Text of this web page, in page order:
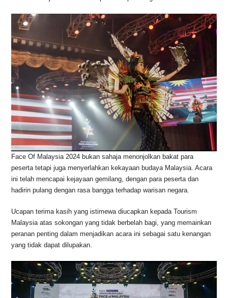
Face Of Malaysia 2024 bukan sahaja menonjolkan bakat para
peserta tetapi juga menyerlahkan kekayaan budaya Malaysia. Acara
ini telah mencapai kejayaan gemilang, dengan para peserta dan
hadirin pulang dengan rasa bangga terhadap warisan negara.
Ucapan terima kasih yang istimewa diucapkan kepada Tourism
Malaysia atas sokongan yang tidak berbelah bagi, yang memainkan
peranan penting dalam menjadikan acara ini sebagai satu kenangan
yang tidak dapat dilupakan.